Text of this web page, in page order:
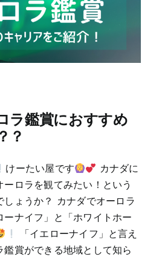
ラ鑑賞におすすめ
？
けーたい屋です
カナダに
ロラを観てみたい！という
ょうか？ カナダでオーロラ
ナイフ」と「ホワイトホー
「イエローナイフ」と言え
賞ができる地域として知ら